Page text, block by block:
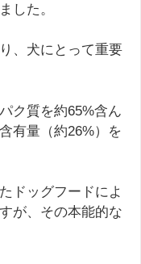
した。
、犬にとって重要
ク質を約65%含ん
有量（約26%）を
ドッグフードによ
が、その本能的な